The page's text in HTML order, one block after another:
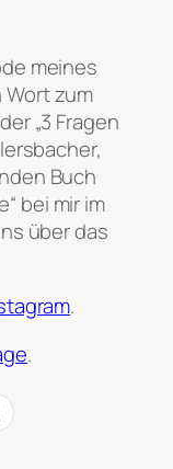
meines
Wort zum
„3 Fragen
Buch
bei mir im
über das
.
.